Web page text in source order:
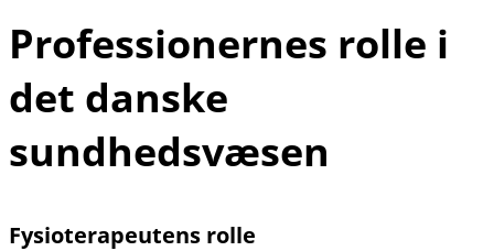
Professionernes rolle i
det danske
sundhedsvæsen
Fysioterapeutens rolle